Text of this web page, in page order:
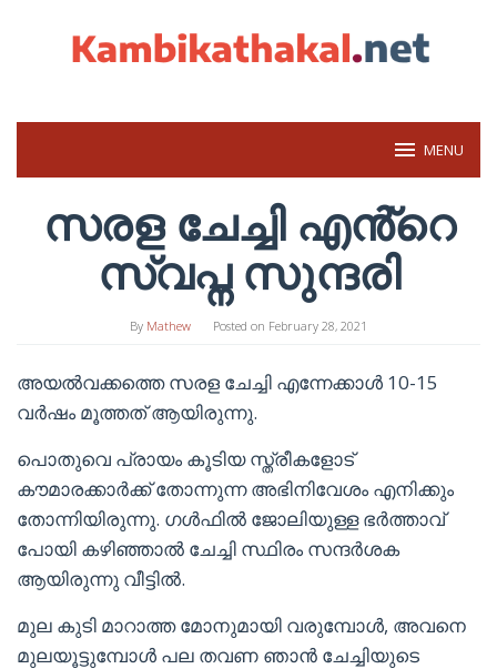
MENU
സരള ചേച്ചി എൻ്റെ
സ്വപ്ന സുന്ദരി
By Mathew Posted on February 28, 2021
അയൽവക്കത്തെ സരള ചേച്ചി എന്നേക്കാൾ 10-15
വർഷം മൂത്തത് ആയിരുന്നു.
പൊതുവെ പ്രായം കൂടിയ സ്ത്രീകളോട്
കൗമാരക്കാർക്ക് തോന്നുന്ന അഭിനിവേശം എനിക്കും
തോന്നിയിരുന്നു. ഗൾഫിൽ ജോലിയുള്ള ഭർത്താവ്
പോയി കഴിഞ്ഞാൽ ചേച്ചി സ്ഥിരം സന്ദർശക
ആയിരുന്നു വീട്ടിൽ.
മുല കുടി മാറാത്ത മോനുമായി വരുമ്പോൾ, അവനെ
മുലയൂട്ടുമ്പോൾ പല തവണ ഞാൻ ചേച്ചിയുടെ